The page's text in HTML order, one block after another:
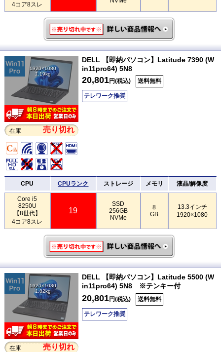
4コア8スレ
1920×1080
1.19kg
在庫 売り切れ
DELL 【即納パソコン】Latitude 7390 (W
in11pro64) 5N8
20,801円(税込) 送料無料
テレワーク推奨
CPU CPUランク ストレージ メモリ 液晶/解像度
Core i5
8250U
【8世代】
4コア8スレ
19
SSD
256GB
NVMe
8
GB
13.3インチ
1920×1080
1920×1080
1.82kg
在庫 売り切れ
DELL 【即納パソコン】Latitude 5500 (W
in11pro64) 5N8 ※テンキー付
20,801円(税込) 送料無料
テレワーク推奨